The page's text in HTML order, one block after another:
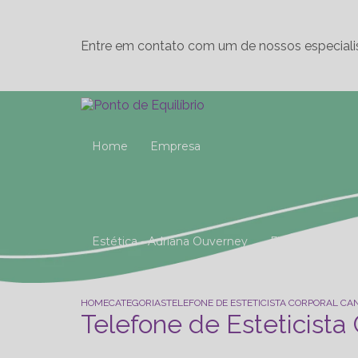
Entre em contato com um de nossos
Home Empresa
Estética - Adriana Ouverney Fisioterapia
HOMECATEGORIASTELEFONE DE ESTETICISTA CORPORAL
Telefone de Esteticista